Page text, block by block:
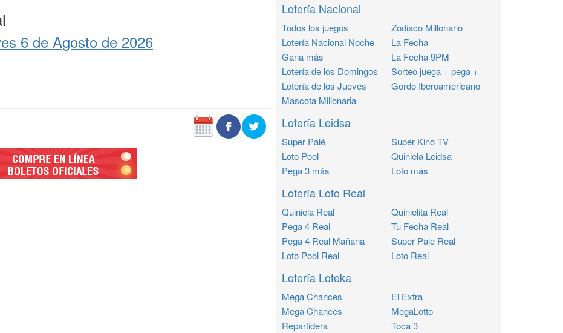
6 de Agosto de 2026
Lotería Nacional
Todos los juegos
Lotería Nacional Noche
Gana más
Lotería de los Domingos
Lotería de los Jueves
Mascota Millonaria
Zodiaco Millonario
La Fecha
La Fecha 9PM
Sorteo juega + pega +
Gordo Iberoamericano
Lotería Leidsa
Super Palé
Loto Pool
Pega 3 más
Super Kino TV
Quiniela Leidsa
Loto más
Lotería Loto Real
Quiniela Real
Pega 4 Real
Pega 4 Real Mañana
Loto Pool Real
Quinielita Real
Tu Fecha Real
Super Pale Real
Loto Real
Lotería Loteka
Mega Chances
Mega Chances
Repartidera
El Extra
MegaLotto
Toca 3